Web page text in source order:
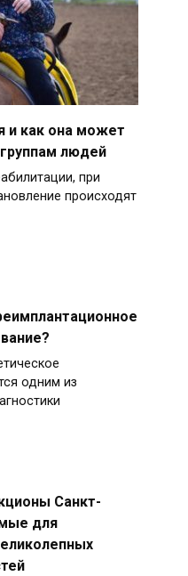
и как она может
людей
при
происходят
одним из
Санкт-
для